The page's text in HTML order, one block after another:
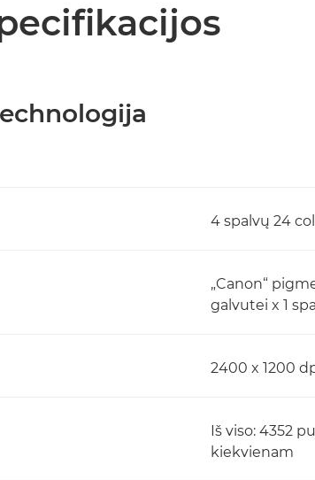
4 spalvų 24
„Canon“
galvutei x 1
2400 x 1200
Iš viso: 4352
kiekvienam